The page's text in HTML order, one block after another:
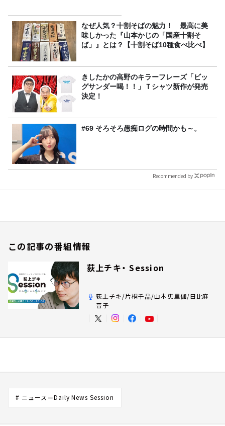
なぜ人気？十割そばの魅力！ 最高に美
味しかった『山本かじの「国産十割そ
ば」』とは？【十割そば10種食べ比べ】
きしたかの高野のキラーフレーズ「ビッ
グサンダー喝！！」Ｔシャツ新作が発売
決定！
#69 そろそろ愚痴ログの時間かも～。
Recommended by
この記事の番組情報
荻上チキ・ Session
荻上チキ/片桐千晶/山本恵里伽/日比麻
音子
# ニュース＝Daily News Session